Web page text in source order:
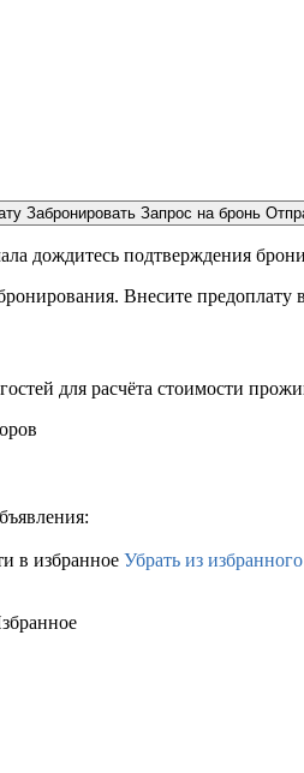
Забронировать Запрос на бронь
дождитесь подтверждения
Внесите предоплату
для расчёта стоимости
в избранное Убрать из избранного